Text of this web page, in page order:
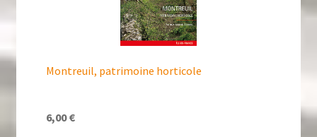
Montreuil, patrimoine horticole
6,00€